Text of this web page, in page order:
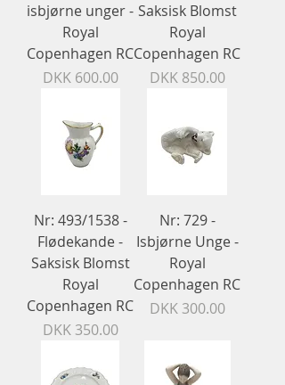
isbjørne unger -
Royal
Copenhagen RC
Price
DKK 600.00
Saksisk Blomst
Royal
Copenhagen RC
Price
DKK 850.00
Nr: 493/1538 -
Flødekande -
Saksisk Blomst
Royal
Copenhagen RC
Price
DKK 350.00
Nr: 729 -
Isbjørne Unge -
Royal
Copenhagen RC
Price
DKK 300.00